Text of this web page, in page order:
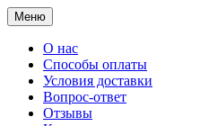
Меню
О нас
Способы оплаты
Условия доставки
Вопрос-ответ
Отзывы